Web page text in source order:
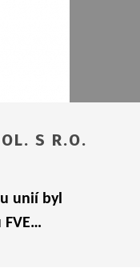
S R.O.
unií byl
FVE…